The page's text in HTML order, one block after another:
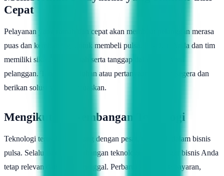
Cepat
Pelayanan yang ramah dan cepat akan membuat pelanggan merasa
puas dan kembali lagi untuk membeli pulsa. Pastikan Anda dan tim
memiliki sikap yang ramah serta tanggap dalam melayani
pelanggan. Tanggapi keluhan atau pertanyaan dengan segera dan
berikan solusi yang memuaskan.
Mengikuti perkembangan Teknologi
Teknologi terus berkembang dengan pesat, termasuk dalam bisnis
pulsa. Selalu ikuti perkembangan teknologi terbaru agar bisnis Anda
tetap relevan dan tidak tertinggal. Perbarui sistem pembayaran,